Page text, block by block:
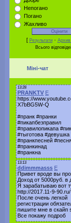
Непогано
Погано
Жахливо
[ Результати·
Всього
Міні-чат